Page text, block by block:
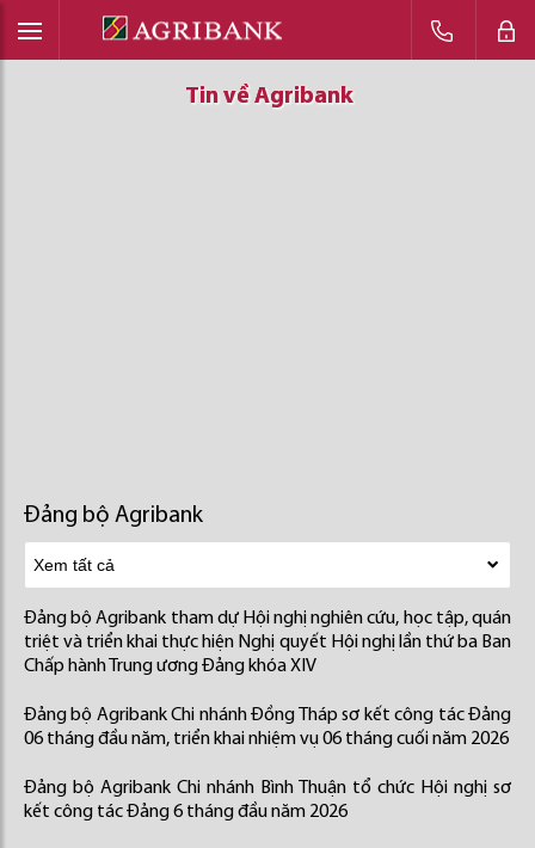
Tin về Agribank
Tin về Agribank
Tin về Agribank
Đảng bộ Agribank
Đảng bộ Agribank tham dự Hội nghị nghiên cứu, học tập, quán
triệt và triển khai thực hiện Nghị quyết Hội nghị lần thứ ba Ban
Chấp hành Trung ương Đảng khóa XIV
Đảng bộ Agribank Chi nhánh Đồng Tháp sơ kết công tác Đảng
06 tháng đầu năm, triển khai nhiệm vụ 06 tháng cuối năm 2026
Đảng bộ Agribank Chi nhánh Bình Thuận tổ chức Hội nghị sơ
kết công tác Đảng 6 tháng đầu năm 2026